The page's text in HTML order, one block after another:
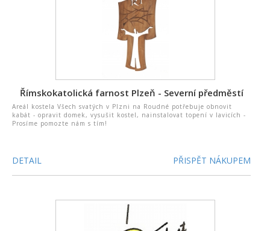
Římskokatolická farnost Plzeň - Severní předměstí
Areál kostela Všech svatých v Plzni na Roudné potřebuje obnovit
kabát - opravit domek, vysušit kostel, nainstalovat topení v lavicích -
Prosíme pomozte nám s tím!
DETAIL PŘISPĚT NÁKUPEM